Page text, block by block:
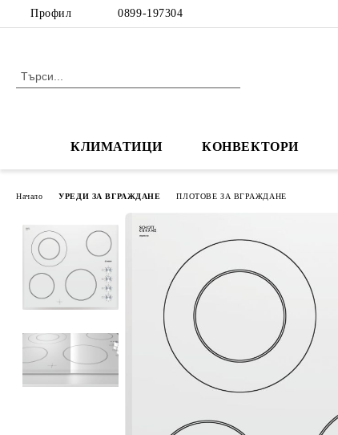
Профил 0899-197304
КЛИМАТИЦИ КОНВЕКТОРИ
Начало УРЕДИ ЗА ВГРАЖДАНЕ ПЛОТОВЕ ЗА ВГРАЖДАНЕ